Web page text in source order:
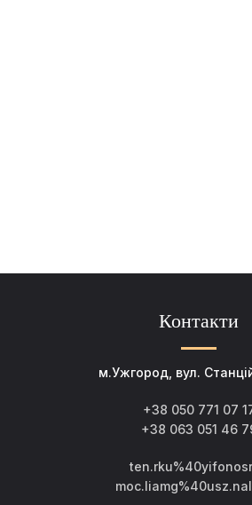
Контакти
м.Ужгород, вул.
+38 050 771 07
+38 063 051 46